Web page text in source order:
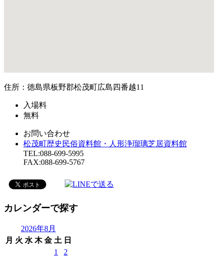
住所：徳島県板野郡松茂町広島四番越11
入場料
無料
お問い合わせ
松茂町歴史民俗資料館・人形浄瑠璃芝居資料館
TEL:088-699-5995
FAX:088-699-5767
カレンダーで探す
2026年8月
月 火 水 木 金 土 日
1
2